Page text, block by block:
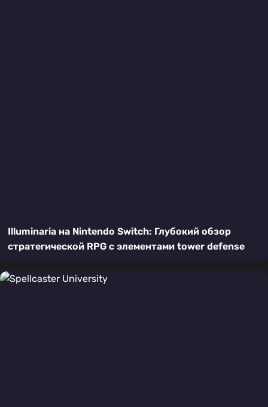
Illuminaria на Nintendo Switch: Глубокий обзор
стратегической RPG с элементами tower defense